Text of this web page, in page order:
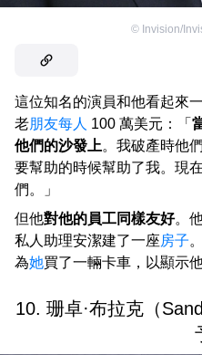
© Invision/
這位知名的演員和他看起來
老朋友每人 100 萬美元：「
他們的沙發上。我破產時他
要幫助的時候幫助了我。現
們。」
但他對他的員工同樣友好。
私人助理安潔建了一座房子
為她買了一輛卡車，以顯示他
10. 珊卓·布拉克（